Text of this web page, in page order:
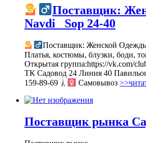
Поставщик:
Navdi _Sop 24-40
Поставщик: Женской
Платья, костюмы, блузки, боди,
Открытая группа:https://vk.com/
ТК Садовод 24 Линия 40
159-89-69
Самовывоз
Поставщик рынка